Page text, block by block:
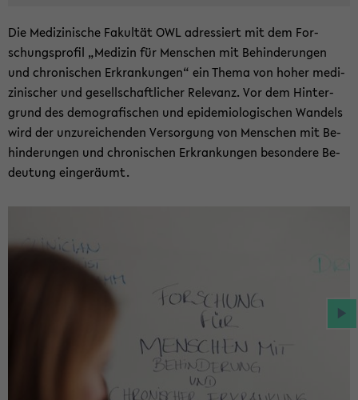
Die Me­di­zi­ni­sche Fa­kul­tät OWL adres­siert mit dem For­
schungs­pro­fil „Me­di­zin für Men­schen mit Be­hin­de­run­gen
und chro­ni­schen Er­kran­kun­gen“ ein Thema von hoher me­di­
zi­ni­scher und ge­sell­schaft­li­cher Re­le­vanz. Vor dem Hin­ter­
grund des de­mo­gra­fi­schen und epi­de­mio­lo­gi­schen Wan­dels
wird der un­zu­rei­chen­den Ver­sor­gung von Men­schen mit Be­
hin­de­run­gen und chro­ni­schen Er­kran­kun­gen be­son­de­re Be­
deu­tung ein­ge­räumt.